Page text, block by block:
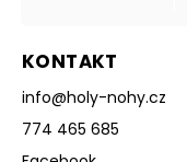
KONTAKT
info@holy-nohy.cz
774 465 685